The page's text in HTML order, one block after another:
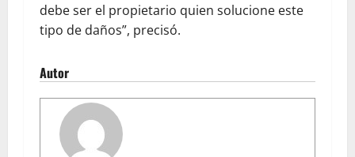
debe ser el propietario quien solucione este
tipo de daños”, precisó.
Autor